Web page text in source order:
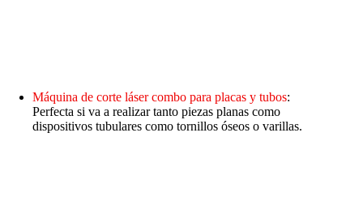
Máquina de corte láser combo para placas y tubos:
Perfecta si va a realizar tanto piezas planas como
dispositivos tubulares como tornillos óseos o varillas.